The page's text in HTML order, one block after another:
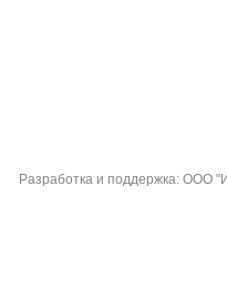
Разработка и поддержка: ООО